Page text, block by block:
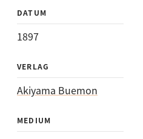
DATUM
1897
VERLAG
Akiyama Buemon
MEDIUM